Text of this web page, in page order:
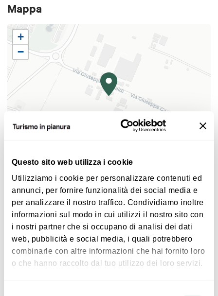
Questo sito web utilizza i cookie
Utilizziamo i cookie per personalizzare contenuti ed
annunci, per fornire funzionalità dei social media e
per analizzare il nostro traffico. Condividiamo inoltre
informazioni sul modo in cui utilizzi il nostro sito con
i nostri partner che si occupano di analisi dei dati
web, pubblicità e social media, i quali potrebbero
combinarle con altre informazioni che hai fornito loro
o che hanno raccolto dal tuo utilizzo dei loro servizi.
raggiungibile sia per chi arriva in aereo che in auto
pernottamenti di lavoro, viaggi d'affari, ma anche
per chi vuole visitare Bologna per turismo. Il centro
della città è raggiungibile in pochi minuti, anche
grazie ai mezzi pubblici nelle vicinanze. Il nostro
Staff sempre cordiale e disponibile saprà
accoglierti al meglio e venire incontro alle tue
esigenze.
Mappa
+
−
Leaflet | ©OpenStreetMap
Jr Hotels Gate7 Bologna
Via G. Garibaldi 4
40012 Calderara di Reno
COME ARRIVARE